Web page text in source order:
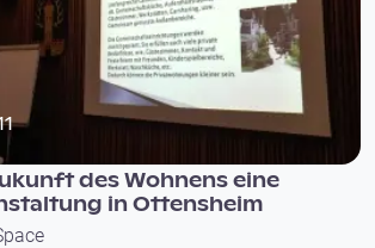
des Wohnens eine
in Ottensheim